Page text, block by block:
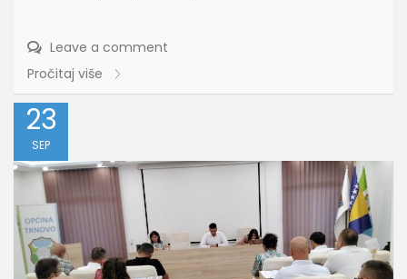
Leave a comment
Pročitaj više
23
SEP